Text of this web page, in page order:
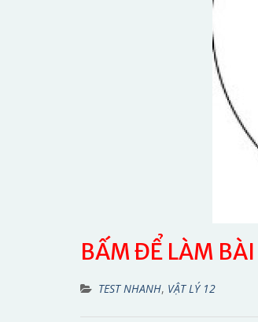
BẤM ĐỂ LÀM BÀI
TEST NHANH, VẬT LÝ 12